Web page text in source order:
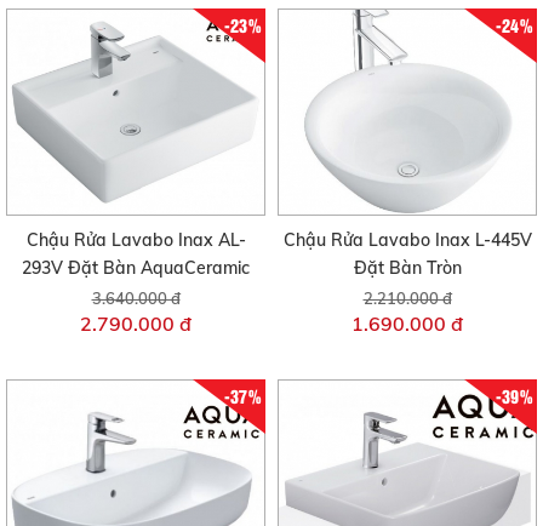
-23%
Chậu Rửa Lavabo Inax AL-
293V Đặt Bàn AquaCeramic
3.640.000 đ
2.790.000 đ
-24%
Chậu Rửa Lavabo Inax L-445V
Đặt Bàn Tròn
2.210.000 đ
1.690.000 đ
-37% -39%